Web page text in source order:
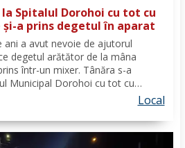
Spitalul Dorohoi cu tot cu
și-a prins degetul în aparat
ani a avut nevoie de ajutorul
degetul arătător de la mâna
într-un mixer. Tânăra s-a
Municipal Dorohoi cu tot cu
iar medicii au solicitat
Pompierii din cadrul...
Local